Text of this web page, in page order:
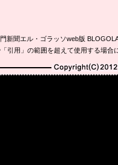
新聞エル・ゴラッソweb版
引用」の範囲を超えて使用する場
Copyright(C)2010-